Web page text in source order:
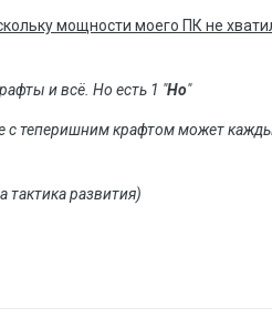
мощности моего ПК не
и всё. Но есть 1 "Но"
с теперишним крафтом может
развития)